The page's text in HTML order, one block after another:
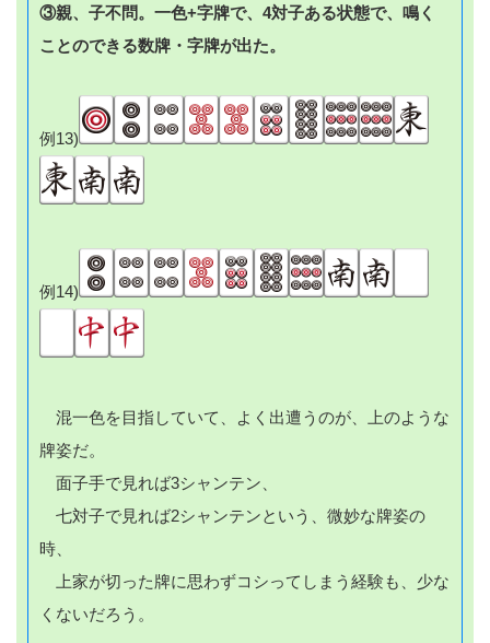
③親、子不問。一色+字牌で、4対子ある状態で、鳴く
ことのできる数牌・字牌が出た。
例13)
例14)
混一色を目指していて、よく出遭うのが、上のような
牌姿だ。
面子手で見れば3シャンテン、
七対子で見れば2シャンテンという、微妙な牌姿の
時、
上家が切った牌に思わずコシってしまう経験も、少な
くないだろう。